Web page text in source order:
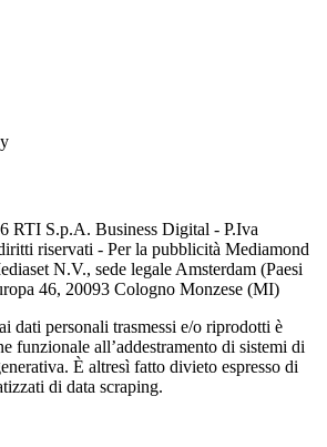
RTI S.p.A. Business Digital - P.Iva
riservati - Per la pubblicità Mediamond
N.V., sede legale Amsterdam (Paesi
46, 20093 Cologno Monzese (MI)
dati personali trasmessi e/o riprodotti è
funzionale all’addestramento di sistemi di
È altresì fatto divieto espresso di
di data scraping.